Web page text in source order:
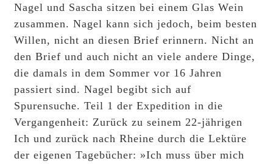
Nagel und Sascha sitzen bei einem Glas Wein
zusammen. Nagel kann sich jedoch, beim besten
Willen, nicht an diesen Brief erinnern. Nicht an
den Brief und auch nicht an viele andere Dinge,
die damals in dem Sommer vor 16 Jahren
passiert sind. Nagel begibt sich auf
Spurensuche. Teil 1 der Expedition in die
Vergangenheit: Zurück zu seinem 22-jährigen
Ich und zurück nach Rheine durch die Lektüre
der eigenen Tagebücher: »Ich muss über mich